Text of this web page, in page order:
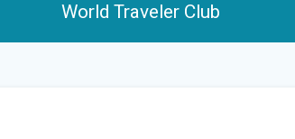
World Traveler Club